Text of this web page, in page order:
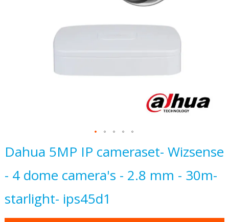
Ga
naar
van
Dahua 5MP IP cameraset- Wizsense
- 4 dome camera's - 2.8 mm - 30m-
starlight- ips45d1